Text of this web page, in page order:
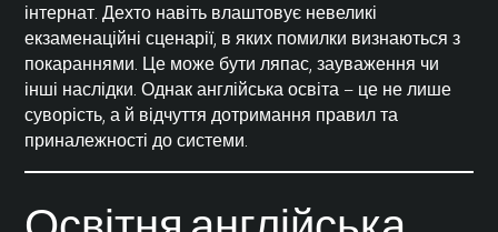
інтернат. Дехто навіть влаштовує невеликі
екзаменаційні сценарії, в яких помилки визнаються з
покараннями. Це може бути ляпас, зауваження чи
інші наслідки. Однак англійська освіта – це не лише
суворість, а й відчуття дотримання правил та
приналежності до системи.